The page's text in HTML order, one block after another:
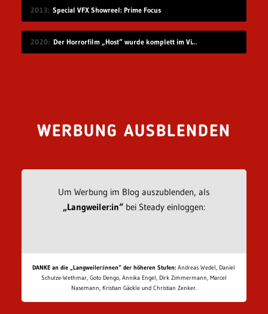
2013 Special VFX Showreel: Prime Focus
2020 Der Horrorfilm „Host“ wurde komplett im Videochat-Tool Zoom gedreht
WERBUNG AUSBLENDEN
Um Werbung im Blog auszublenden, als
„Langweiler:in“bei Steady einloggen:
DANKE an die „Langweiler:innen“ der höheren Stufen: Andreas Wedel, Daniel
Schulze-Wethmar, Goto Dengo, Annika Engel, Dirk Zimmermann, Marcel
Nasemann, Kristian Gäckle und Christian Zenker.